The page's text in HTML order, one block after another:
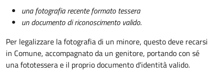
una fotografia recente formato tessera
un documento di riconoscimento valido.
Per legalizzare la fotografia di un minore, questo deve recarsi
in Comune, accompagnato da un genitore, portando con sé
una fototessera e il proprio documento d'identità valido.